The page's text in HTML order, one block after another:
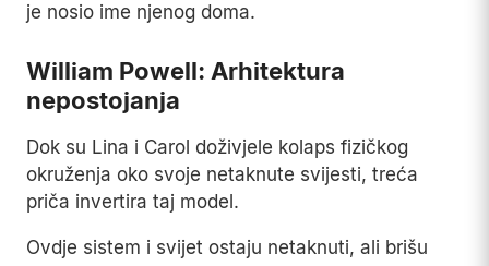
je nosio ime njenog doma.
William Powell: Arhitektura
nepostojanja
Dok su Lina i Carol doživjele kolaps fizičkog
okruženja oko svoje netaknute svijesti, treća
priča invertira taj model.
Ovdje sistem i svijet ostaju netaknuti, ali brišu